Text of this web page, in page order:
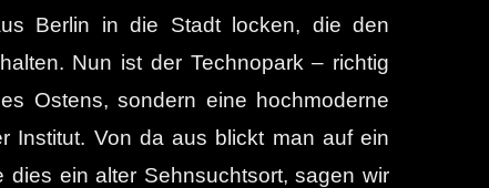
Berlin in die Stadt locken, die den
Nun ist der Technopark – richtig
Ostens, sondern eine hochmoderne
Institut. Von da aus blickt man auf ein
ein alter Sehnsuchtsort, sagen wir